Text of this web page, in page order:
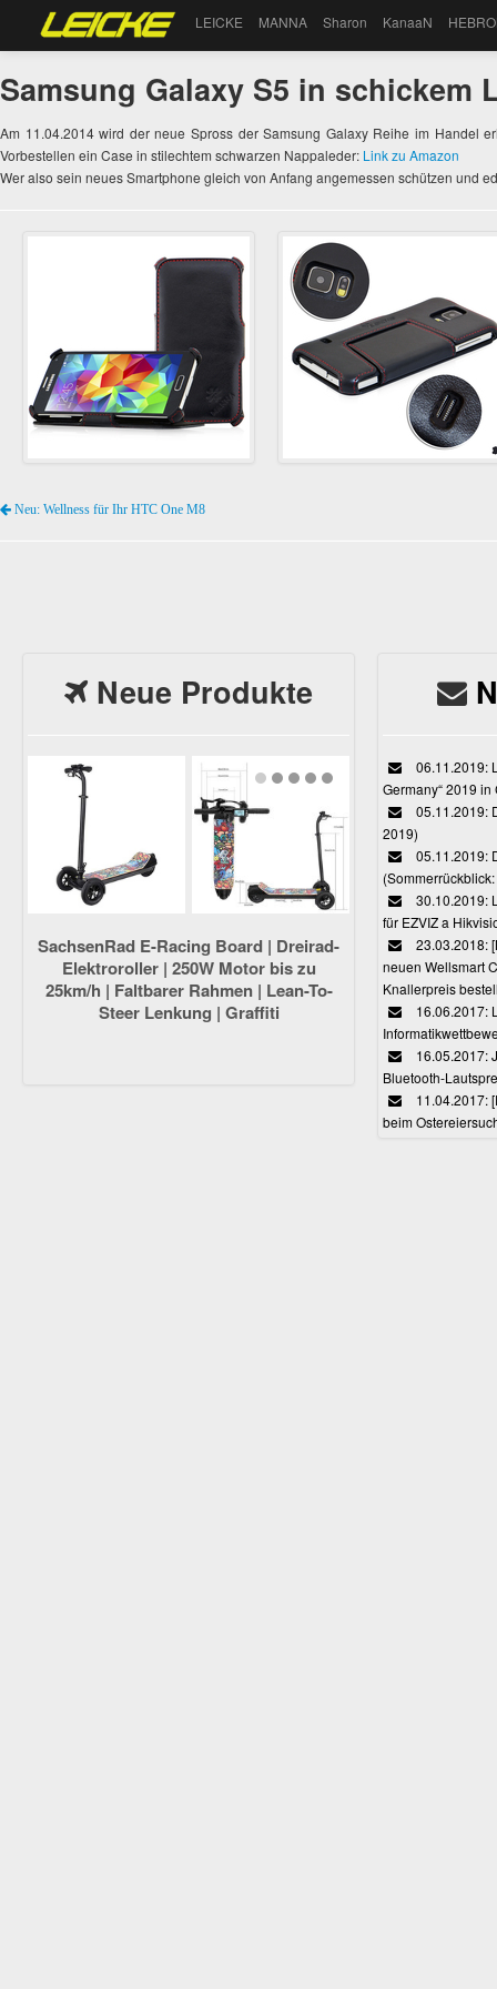
LEICKE MANNA Sharon KanaaN
Samsung Galaxy S5 in schickem
Am 11.04.2014 wird der neue Spross der Samsung Galaxy Reihe im Handel
Vorbestellen ein Case in stilechtem schwarzen Nappaleder: Link zu Amazon
Wer also sein neues Smartphone gleich von Anfang angemessen schützen und
Neu: Wellness für Ihr HTC One M8
Neue Produkte
SachsenRad E-Racing Board | Dreirad-
Elektroroller | 250W Motor bis zu
25km/h | Faltbarer Rahmen | Lean-To-
Steer Lenkung | Graffiti
06.11.2019:
Germany“ 2019
05.11.2019:
2019)
05.11.2019:
30.10.2019:
für EZVIZ a
23.03.2018:
neuen Wellsmart
Knallerpreis
16.06.2017:
16.05.2017:
Bluetooth-
11.04.2017:
beim